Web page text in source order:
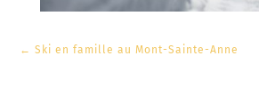
←Ski en famille au Mont-Sainte-Anne